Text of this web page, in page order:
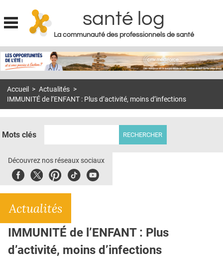
Jump to navigation
santé log
La communauté des professionnels de santé
MON COMPTE
S'ABONNER À LA REVUE SOIN À DOMICILE
DOSSIERS
E-REVUE SAD
L'APP
QUI SOMMES-NOUS ?
PUBLICITÉ
Accueil > Actualités >
IMMUNITÉ de l’ENFANT : Plus d’activité, moins d’infections
Mots clés
Découvrez nos réseaux sociaux
FacebookTwitterPinterest
TiktokYoubute
Actualités
IMMUNITÉ de l’ENFANT : Plus
d’activité, moins d’infections